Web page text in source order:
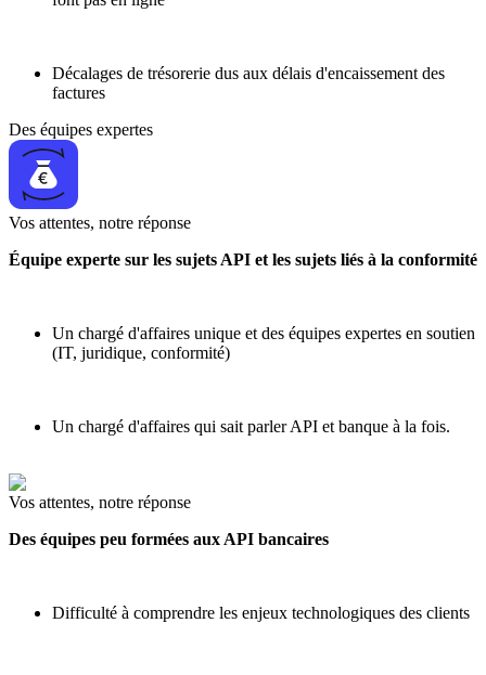
Décalages de trésorerie dus aux délais d'encaissement des
factures
Des équipes expertes
Vos attentes, notre réponse
Équipe experte sur les sujets API et les sujets liés à la conformité
Un chargé d'affaires unique et des équipes expertes en soutien
(IT, juridique, conformité)
Un chargé d'affaires qui sait parler API et banque à la fois.
Vos attentes, notre réponse
Des équipes peu formées aux API bancaires
Difficulté à comprendre les enjeux technologiques des clients